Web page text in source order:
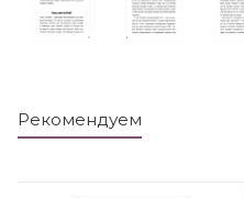
Рекомендуем